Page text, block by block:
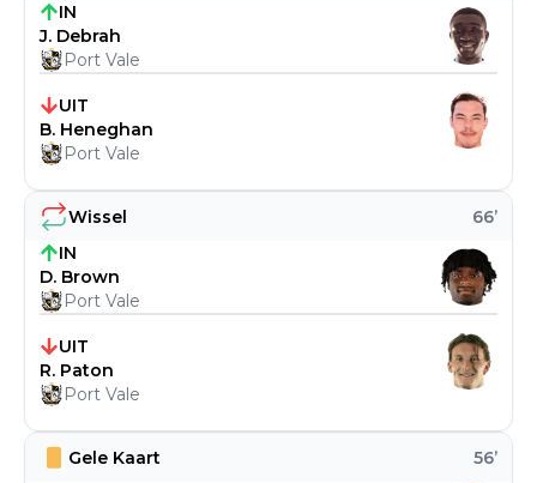
Gele Kaart 56’
Wissel 66’
IN
D. Brown
Port Vale
UIT
R. Paton
Port Vale
IN
J. Debrah
Port Vale
UIT
B. Heneghan
Port Vale